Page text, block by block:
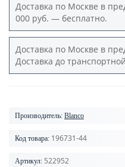
Доставка по Москве в
000 руб. — бесплатно.
Доставка по Москве в
Доставка до
Производитель: Blanco
Код товара: 196731-44
Артикул: 522952